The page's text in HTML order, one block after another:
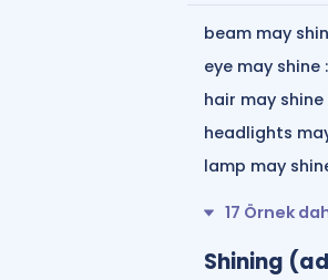
beam may
eye may shine :
hair may shine
headlights
lamp may
17 Örnek
Shining